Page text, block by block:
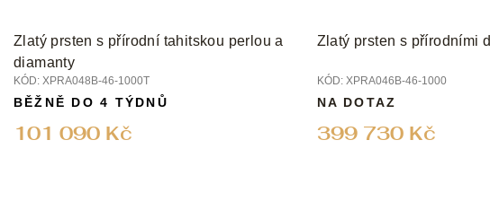
Zlatý prsten s přírodní tahitskou perlou a
diamanty
KÓD: XPRA048B-46-1000T
101 090 Kč
BĚŽNĚ DO 4 TÝDNŮ
Zlatý prsten s přírodními
KÓD: XPRA046B-46-1000
399 730 Kč
NA DOTAZ